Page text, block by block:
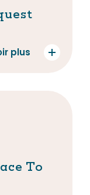
plus
To